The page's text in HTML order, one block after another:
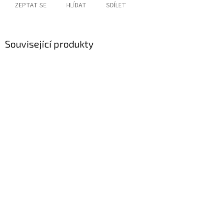
ZEPTAT SE HLÍDAT SDÍLET
Související produkty